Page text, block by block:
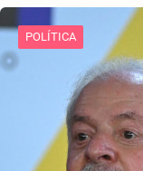
POLÍTICA